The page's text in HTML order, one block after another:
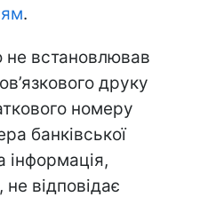
.
не встановлював
друку
номеру
банківської
інформація,
відповідає